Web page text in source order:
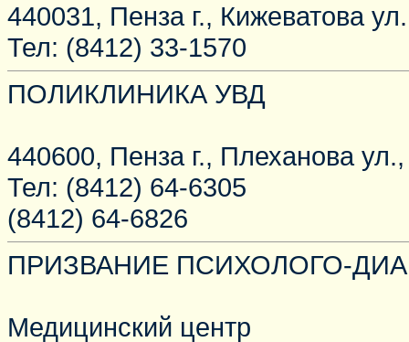
440031, Пенза г., Кижеватова
Тел: (8412) 33-1570
ПОЛИКЛИНИКА УВД
440600, Пенза г., Плеханова
Тел: (8412) 64-6305
(8412) 64-6826
ПРИЗВАНИЕ ПСИХОЛОГО-
Медицинский центр